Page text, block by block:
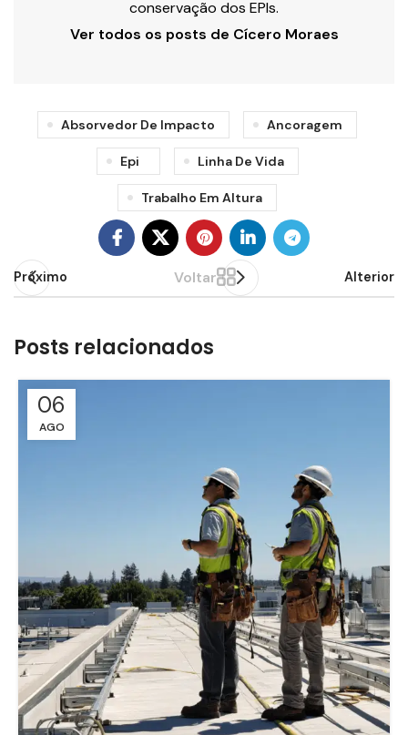
conservação dos EPIs.
Ver todos os posts de Cícero Moraes
Absorvedor De Impacto Ancoragem
Epi Linha De Vida
Trabalho Em Altura
Próximo Voltar Alterior
Posts relacionados
06
AGO